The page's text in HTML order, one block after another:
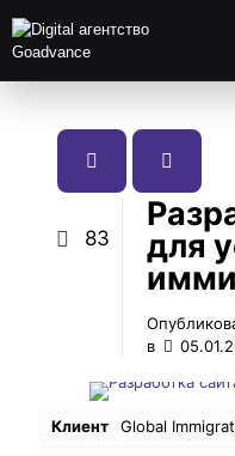
83
для
в
Клиент Global